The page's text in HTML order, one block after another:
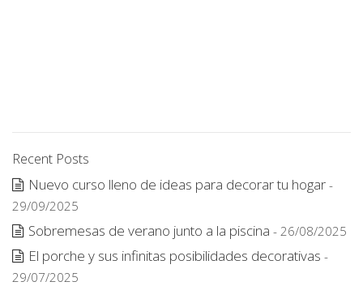
Recent Posts
Nuevo curso lleno de ideas para decorar tu hogar -
29/09/2025
Sobremesas de verano junto a la piscina - 26/08/2025
El porche y sus infinitas posibilidades decorativas -
29/07/2025